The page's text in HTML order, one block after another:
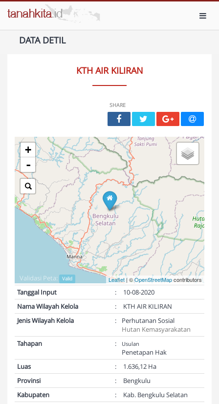
DATA DETIL
KTH AIR KILIRAN
SHARE
+
-
Leaflet | ©OpenStreetMapcontributors
Validasi Peta: Valid
Tanggal Input :
10-08-2020
Nama Wilayah Kelola
:
KTH AIR KILIRAN
Jenis Wilayah Kelola
:
Perhutanan Sosial
Hutan Kemasyarakatan
Tahapan
: Usulan
Penetapan Hak
Luas
:
1.636,12 Ha
Provinsi
:
Bengkulu
Kabupaten
:
Kab. Bengkulu Selatan